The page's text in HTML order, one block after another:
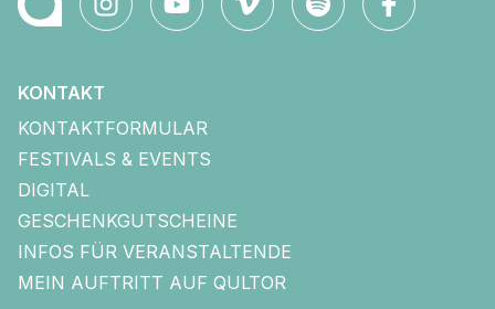
KONTAKT
KONTAKTFORMULAR
FESTIVALS & EVENTS
DIGITAL
GESCHENKGUTSCHEINE
INFOS FÜR VERANSTALTENDE
MEIN AUFTRITT AUF QULTOR